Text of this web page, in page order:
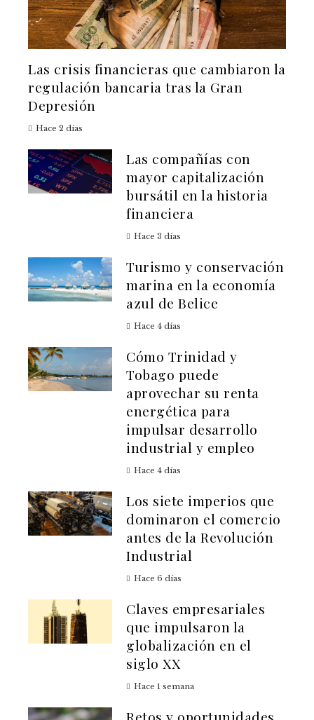
Las crisis financieras que cambiaron la
regulación bancaria tras la Gran
Depresión
Hace 2 días
Las compañías con
mayor capitalización
bursátil en la historia
financiera
Hace 3 días
Turismo y conservación
marina en la economía
azul de Belice
Hace 4 días
Cómo Trinidad y
Tobago puede
aprovechar su renta
energética para
impulsar desarrollo
industrial y empleo
Hace 4 días
Los siete imperios que
dominaron el comercio
antes de la Revolución
Industrial
Hace 6 días
Claves empresariales
que impulsaron la
globalización en el
siglo XX
Hace 1 semana